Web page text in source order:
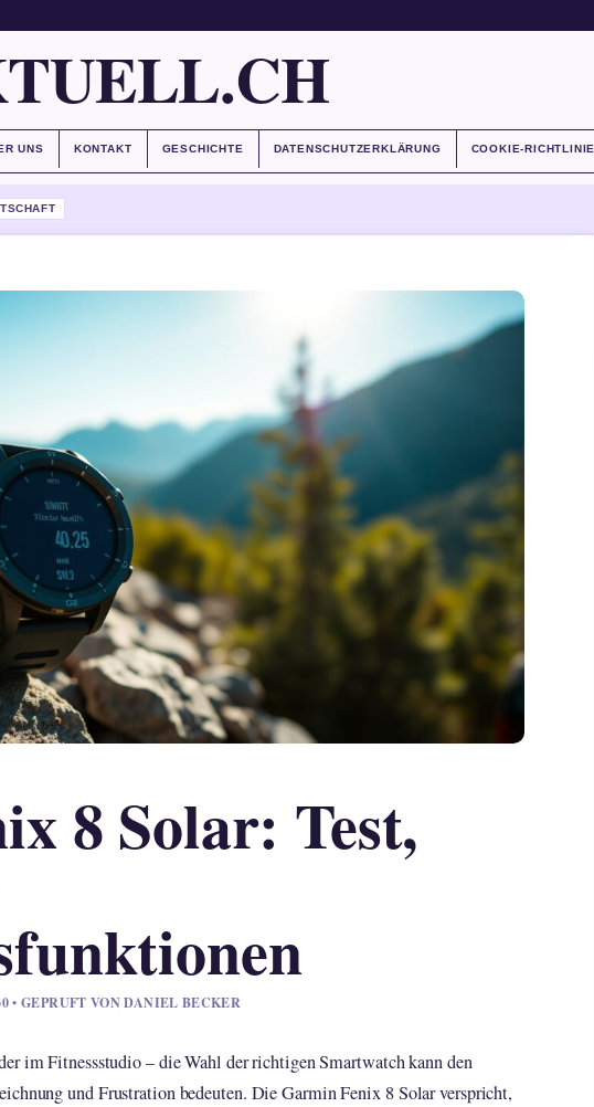
UNS KONTAKT GESCHICHTE DATENSCHUTZERKLÄRUNG COOKIE-RICHTLINIE
8 Solar: Test,
• GEPRUFT VON DANIEL BECKER
im Fitnessstudio – die Wahl der richtigen Smartwatch kann den
und Frustration bedeuten. Die Garmin Fenix 8 Solar verspricht,